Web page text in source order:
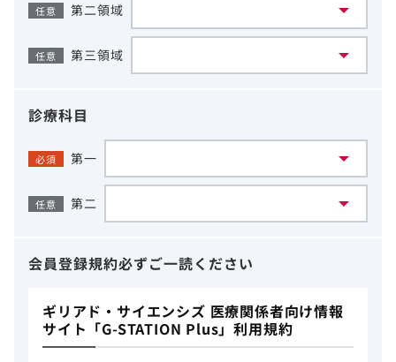
任意 第二領域
任意 第三領域
診療科目
必須 第一
任意 第二
会員登録規約必ずご一読ください
ギリアド・サイエンシズ 医療関係者向け情報
サイト「G-STATION Plus」利用規約